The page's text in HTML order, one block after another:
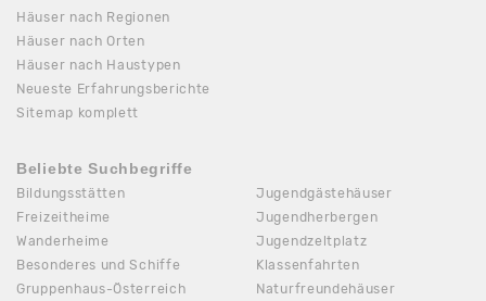
Häuser nach Regionen
Häuser nach Orten
Häuser nach Haustypen
Neueste Erfahrungsberichte
Sitemap komplett
Beliebte Suchbegriffe
Bildungsstätten
Freizeitheime
Wanderheime
Besonderes und Schiffe
Gruppenhaus-Österreich
Jugendgästehäuser
Jugendherbergen
Jugendzeltplatz
Klassenfahrten
Naturfreundehäuser